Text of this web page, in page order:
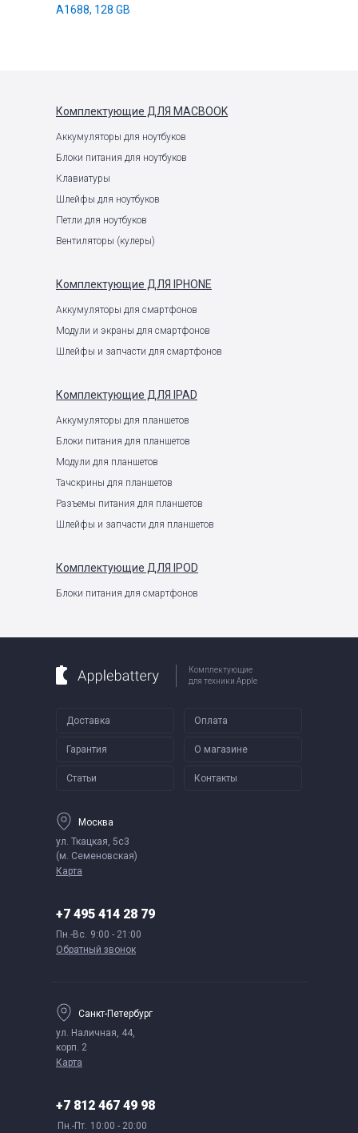
A1688, 128 GB
Комплектующие ДЛЯ MACBOOK
Аккумуляторы для ноутбуков
Блоки питания для ноутбуков
Клавиатуры
Шлейфы для ноутбуков
Петли для ноутбуков
Вентиляторы (кулеры)
Комплектующие ДЛЯ IPHONE
Аккумуляторы для смартфонов
Модули и экраны для смартфонов
Шлейфы и запчасти для смартфонов
Комплектующие ДЛЯ IPAD
Аккумуляторы для планшетов
Блоки питания для планшетов
Модули для планшетов
Тачскрины для планшетов
Разъемы питания для планшетов
Шлейфы и запчасти для планшетов
Комплектующие ДЛЯ IPOD
Блоки питания для смартфонов
Комплектующие
для техники Apple
Доставка Оплата
Гарантия О магазине
Статьи Контакты
Москва
ул. Ткацкая, 5с3
(м. Семеновская)
Карта
+7 495 414 28 79
Пн.-Вс. 9:00 - 21:00
Обратный звонок
Санкт-Петербург
ул. Наличная, 44,
корп. 2
Карта
+7 812 467 49 98
Пн.-Пт. 10:00 - 20:00